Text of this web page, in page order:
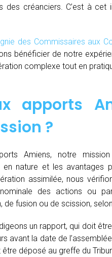
créanciers. C’est à cet
des Commissaires aux
bénéficier de notre
complexe tout en
apports
?
Amiens, notre
nature et les avantages
assimilée, nous
des actions ou
de fusion ou de scission,
un rapport, qui doit
avant la date de
déposé au greffe du